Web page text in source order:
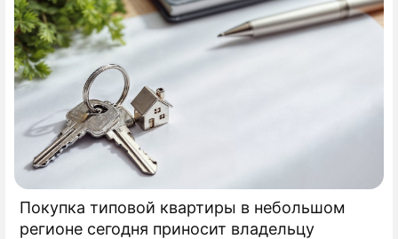
Покупка типовой квартиры в небольшом
регионе сегодня приносит владельцу